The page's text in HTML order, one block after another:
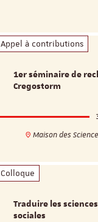
Appel à contributions
1er séminaire de
Cregostorm
Maison des
Colloque
Traduire les
sociales